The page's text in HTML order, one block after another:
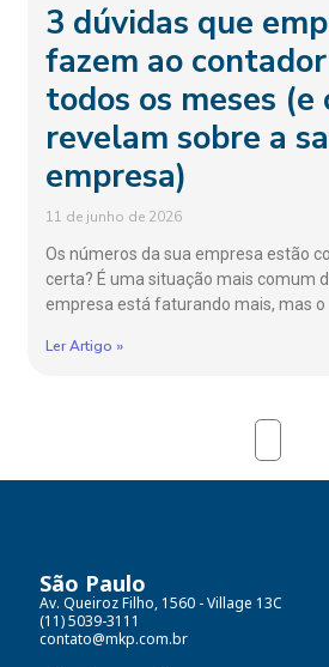
3 dúvidas que
fazem ao
todos os meses (e
revelam sobre a
empresa)
11 de junho de 2026
Os números da sua empresa estão
certa? É uma situação mais comum
empresa está faturando mais, mas o
Ler Artigo »
São Paulo
Av. Queiroz Filho, 1560 - Village 13C
(11) 5039-3111
contato@mkp.com.br